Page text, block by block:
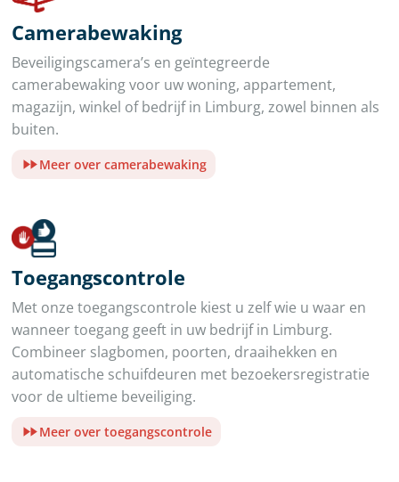
Camerabewaking
Beveiligingscamera’s en geïntegreerde
camerabewaking voor uw woning, appartement,
magazijn, winkel of bedrijf in Limburg, zowel binnen als
buiten.
Meer over camerabewaking
Toegangscontrole
Met onze toegangscontrole kiest u zelf wie u waar en
wanneer toegang geeft in uw bedrijf in Limburg.
Combineer slagbomen, poorten, draaihekken en
automatische schuifdeuren met bezoekersregistratie
voor de ultieme beveiliging.
Meer over toegangscontrole